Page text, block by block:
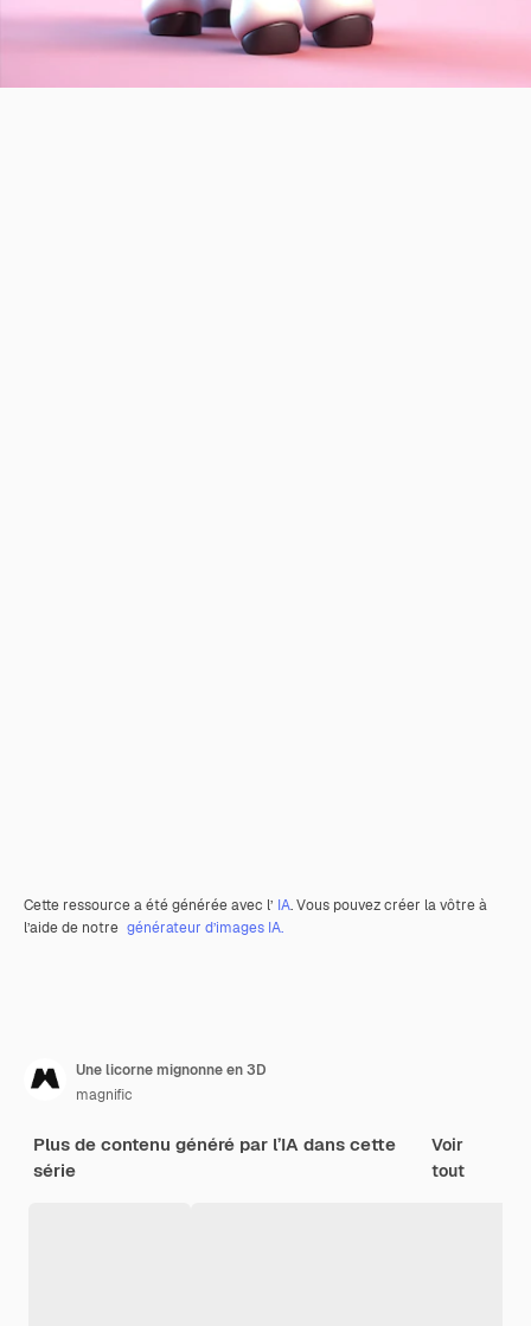
Cette ressource a été générée avec l’ IA. Vous pouvez créer la vôtre à
l’aide de notre générateur d’images IA.
Une licorne mignonne en 3D
magnific
Plus de contenu généré par l’IA dans cette
série
Voir
tout